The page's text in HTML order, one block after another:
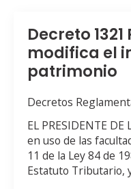
Decreto
modifica el
patrimonio
Decretos
EL PRESIDENTE DE
en uso de las
11 de la Ley 84 de
Estatuto Tributario,